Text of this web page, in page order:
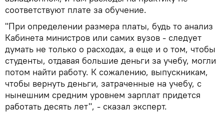
соответствуют плате за обучение.
"При определении размера платы, будь то анализ
Кабинета министров или самих вузов - следует
думать не только о расходах, а еще и о том, чтобы
студенты, отдавая большие деньги за учебу, могли
потом найти работу. К сожалению, выпускникам,
чтобы вернуть деньги, затраченные на учебу, с
нынешним средним уровнем зарплат придется
работать десять лет", - сказал эксперт.